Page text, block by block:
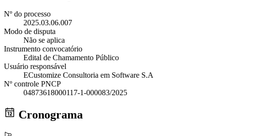
Nº do processo
2025.03.06.007
Modo de disputa
Não se aplica
Instrumento convocatório
Edital de Chamamento Público
Usuário responsável
ECustomize Consultoria em Software S.A
Nº controle PNCP
04873618000117-1-000083/2025
Cronograma